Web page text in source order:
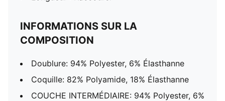
INFORMATIONS SUR LA
COMPOSITION
Doublure: 94% Polyester, 6% Élasthanne
Coquille: 82% Polyamide, 18% Élasthanne
COUCHE INTERMÉDIAIRE: 94% Polyester, 6%